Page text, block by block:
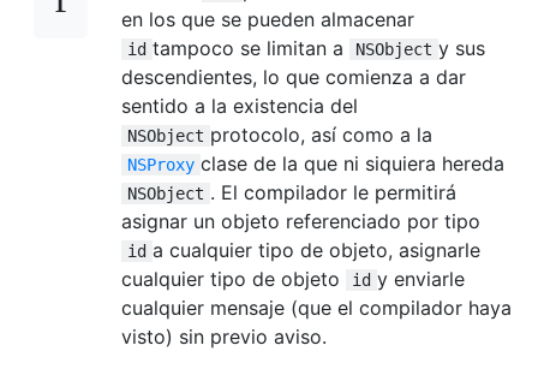
en los que se pueden almacenar
id tampoco se limitan a NSObject y sus
descendientes, lo que comienza a dar
sentido a la existencia del
NSObject protocolo, así como a la
NSProxy clase de la que ni siquiera hereda
NSObject . El compilador le permitirá
asignar un objeto referenciado por tipo
id a cualquier tipo de objeto, asignarle
cualquier tipo de objeto
id y enviarle
cualquier mensaje (que el compilador haya
visto) sin previo aviso.